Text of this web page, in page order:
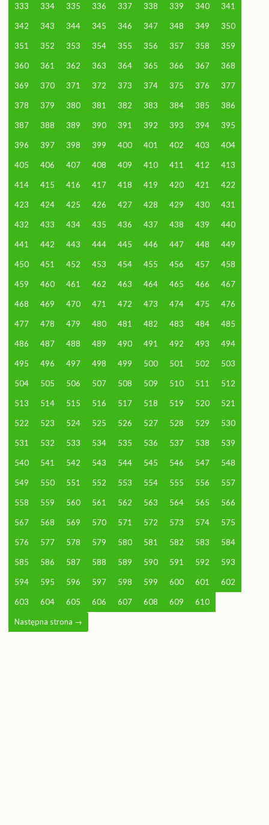
333 334 335 336 337 338 339 340 341
342 343 344 345 346 347 348 349 350
351 352 353 354 355 356 357 358 359
360 361 362 363 364 365 366 367 368
369 370 371 372 373 374 375 376 377
378 379 380 381 382 383 384 385 386
387 388 389 390 391 392 393 394 395
396 397 398 399 400 401 402 403 404
405 406 407 408 409 410 411 412 413
414 415 416 417 418 419 420 421 422
423 424 425 426 427 428 429 430 431
432 433 434 435 436 437 438 439 440
441 442 443 444 445 446 447 448 449
450 451 452 453 454 455 456 457 458
459 460 461 462 463 464 465 466 467
468 469 470 471 472 473 474 475 476
477 478 479 480 481 482 483 484 485
486 487 488 489 490 491 492 493 494
495 496 497 498 499 500 501 502 503
504 505 506 507 508 509 510 511 512
513 514 515 516 517 518 519 520 521
522 523 524 525 526 527 528 529 530
531 532 533 534 535 536 537 538 539
540 541 542 543 544 545 546 547 548
549 550 551 552 553 554 555 556 557
558 559 560 561 562 563 564 565 566
567 568 569 570 571 572 573 574 575
576 577 578 579 580 581 582 583 584
585 586 587 588 589 590 591 592 593
594 595 596 597 598 599 600 601 602
603 604 605 606 607 608 609 610
Następna strona →